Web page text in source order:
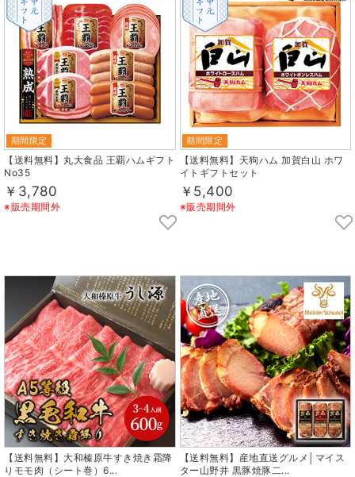
期間限定
【送料無料】丸大食品 王覇ハムギフト
No35
￥3,780
※販売期間外
期間限定
【送料無料】天狗ハム 加賀白山 ホワ
イトギフトセット
￥5,400
※販売期間外
【送料無料】大和榛原牛すき焼き霜降
りモモ肉（シート巻）6...
【送料無料】産地直送グルメ│マイス
ター山野井 黒豚焼豚二...